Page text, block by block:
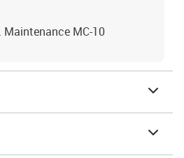
Maintenance MC-10